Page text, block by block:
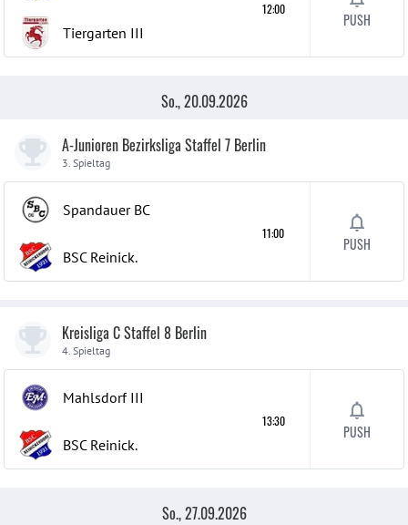
Tiergarten III
12:00
PUSH
So., 20.09.2026
A-Junioren Bezirksliga Staffel 7 Berlin
3. Spieltag
Spandauer BC
BSC Reinick.
11:00
PUSH
Kreisliga C Staffel 8 Berlin
4. Spieltag
Mahlsdorf III
BSC Reinick.
13:30
PUSH
So., 27.09.2026